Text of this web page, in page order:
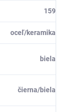
159
oceľ/keramika
biela
čierna/biela